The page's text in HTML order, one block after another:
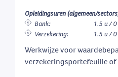
Opleidingsuren (algemeen/
Bank:
1.5 u /
Verzekering:
1.5 u /
Werkwijze voor
verzekeringsportefeuille